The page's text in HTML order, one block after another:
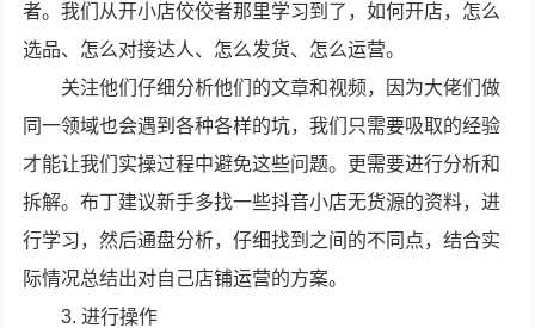
者。我们从开小店佼佼者那里学习到了，如何开店，怎么
选品、怎么对接达人、怎么发货、怎么运营。
关注他们仔细分析他们的文章和视频，因为大佬们做
同一领域也会遇到各种各样的坑，我们只需要吸取的经验
才能让我们实操过程中避免这些问题。更需要进行分析和
拆解。布丁建议新手多找一些抖音小店无货源的资料，进
行学习，然后通盘分析，仔细找到之间的不同点，结合实
际情况总结出对自己店铺运营的方案。
3. 进行操作